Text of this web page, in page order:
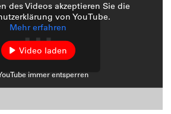
des Videos akzeptieren Sie die
von YouTube.
Mehr erfahren
Video laden
immer entsperren